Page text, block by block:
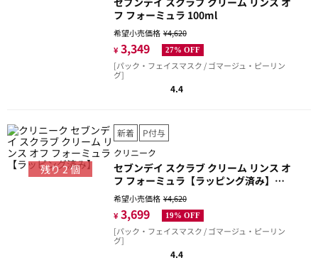
フ フォーミュラ 100ml
希望小売価格¥4,620
¥ 3,349 27% OFF
[パック・フェイスマスク / ゴマージュ・ピーリン
グ]
4.4
残り2個
新着
P付与
クリニーク
セブンデイ スクラブ クリーム リンス オ
フ フォーミュラ【ラッピング済み】
100ml
希望小売価格¥4,620
¥ 3,699 19% OFF
[パック・フェイスマスク / ゴマージュ・ピーリン
グ]
4.4